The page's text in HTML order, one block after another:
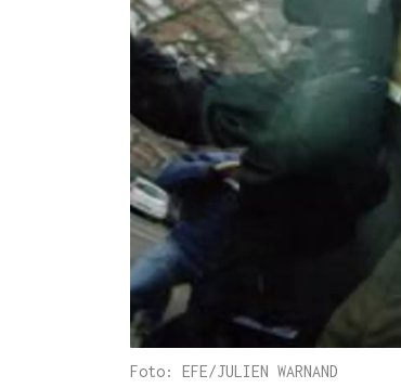
Foto: EFE/JULIEN WARNAND